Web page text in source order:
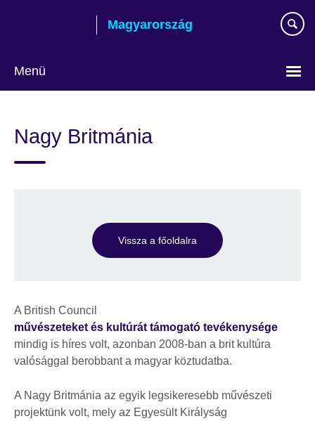
Magyarország
Menü
Nagy Britmánia
Vissza a főoldalra
A British Council
művészeteket és kultúrát támogató tevékenysége
mindig is híres volt, azonban 2008-ban a brit kultúra
valósággal berobbant a magyar köztudatba.
A Nagy Britmánia az egyik legsikeresebb művészeti
projektünk volt, mely az Egyesült Királyság